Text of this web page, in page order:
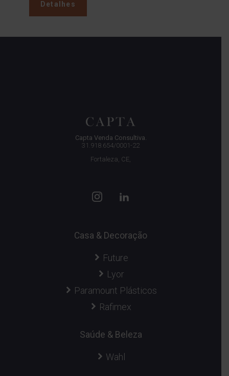
Detalhes
Capta Venda Consultiva.
31.918.654/0001-22
Fortaleza, CE,
Casa & Decoração
Future
Lyor
Paramount Plásticos
Rafimex
Saúde & Beleza
Wahl